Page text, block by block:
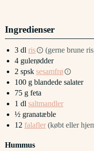
Ingredienser
3 dl ris
(gerne brune
4 gulerødder
2 spsk sesamfrø
100 g blandede salater
75 g feta
1 dl saltmandler
½ granatæble
12 falafler (købt eller
Hummus